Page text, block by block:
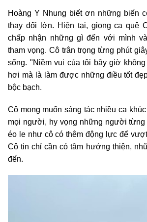
Hoàng Y Nhung biết ơn những biến
thay đổi lớn. Hiện tại, giọng ca quê
chấp nhận những gì đến với mình
tham vọng. Cô trân trọng từng phút
sống. "Niềm vui của tôi bây giờ
hơi mà là làm được những điều tốt
bộc bạch.
Cô mong muốn sáng tác nhiều ca
mọi người, hy vọng những người từng
éo le như cô có thêm động lực để
Cô tin chỉ cần có tâm hướng thiện,
đến.